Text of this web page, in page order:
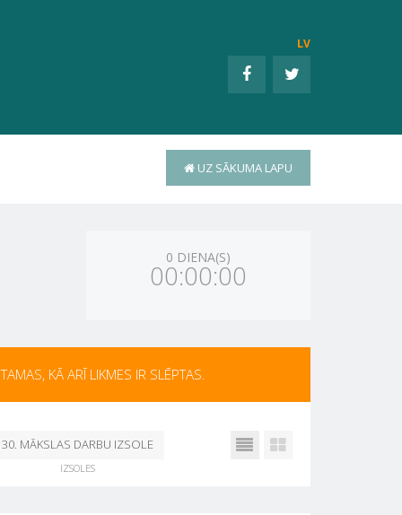
LV
UZ SĀKUMA LAPU
0 DIENA(S)
00:00:00
KĀ ARĪ LIKMES IR SLĒPTAS.
30. MĀKSLAS DARBU IZSOLE
NO 17. JŪNIJA - 21. JŪNIJAM
IZSOLES